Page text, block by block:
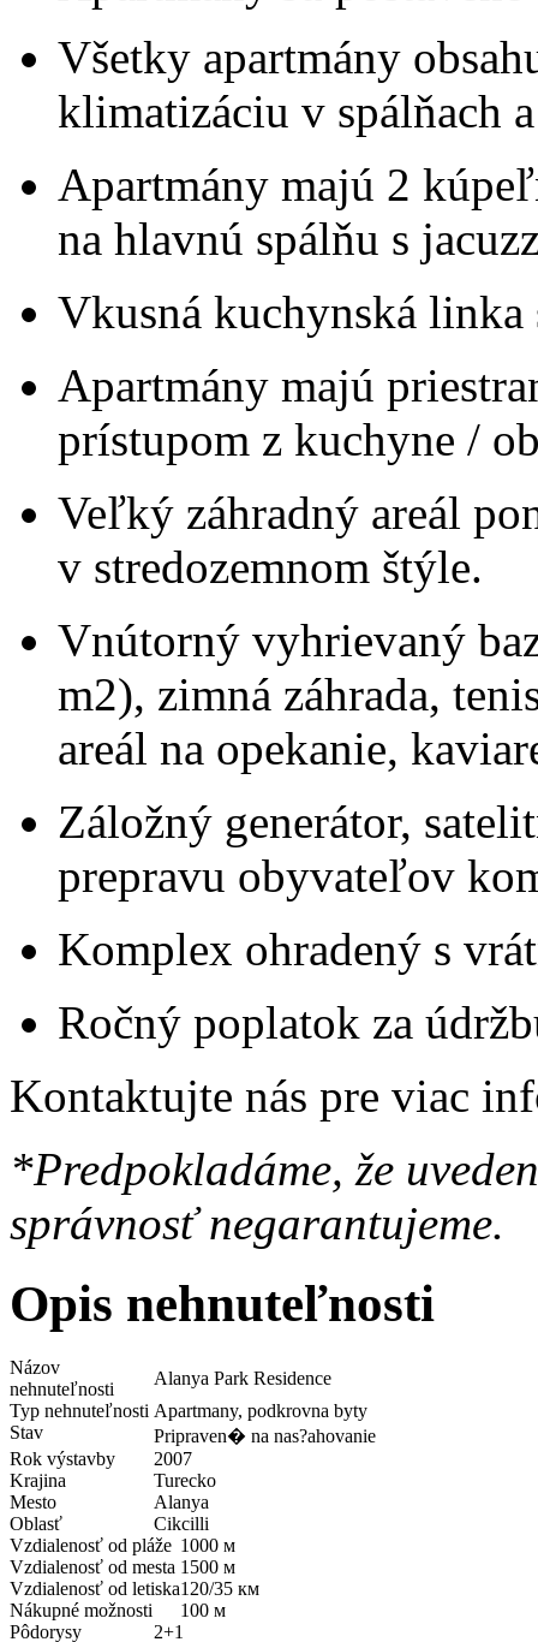
Všetky apartmány
klimatizáciu v spálňach
Apartmány majú 2
na hlavnú spálňu s
Vkusná kuchynská
Apartmány majú
prístupom z kuchyne /
Veľký záhradný areál
v stredozemnom štýle.
Vnútorný vyhrievaný
m2), zimná záhrada,
areál na opekanie,
Záložný generátor,
prepravu obyvateľov
Komplex ohradený s
Ročný poplatok za
Kontaktujte nás pre viac
*Predpokladáme, že
správnosť negarantujeme.
Opis nehnuteľnosti
Názov
nehnuteľnosti
Alanya Park Residence
Typ nehnuteľnosti Apartmany, podkrovna byty
Stav
Pripraven� na nas?ahovanie
Rok výstavby
2007
Krajina
Turecko
Mesto
Alanya
Oblasť
Cikcilli
Vzdialenosť od pláže 1000 м
Vzdialenosť od mesta 1500 м
Vzdialenosť od letiska120/35 км
Nákupné možnosti
100 м
Pôdorysy
2+1